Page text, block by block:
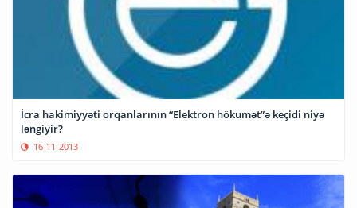
İcra hakimiyyəti orqanlarının “Elektron hökumət”ə keçidi niyə
ləngiyir?
16-11-2013